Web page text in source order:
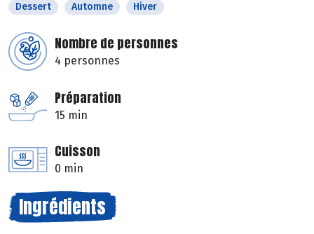
Dessert Automne Hiver
Nombre de personnes
4 personnes
Préparation
15 min
Cuisson
0 min
Ingrédients